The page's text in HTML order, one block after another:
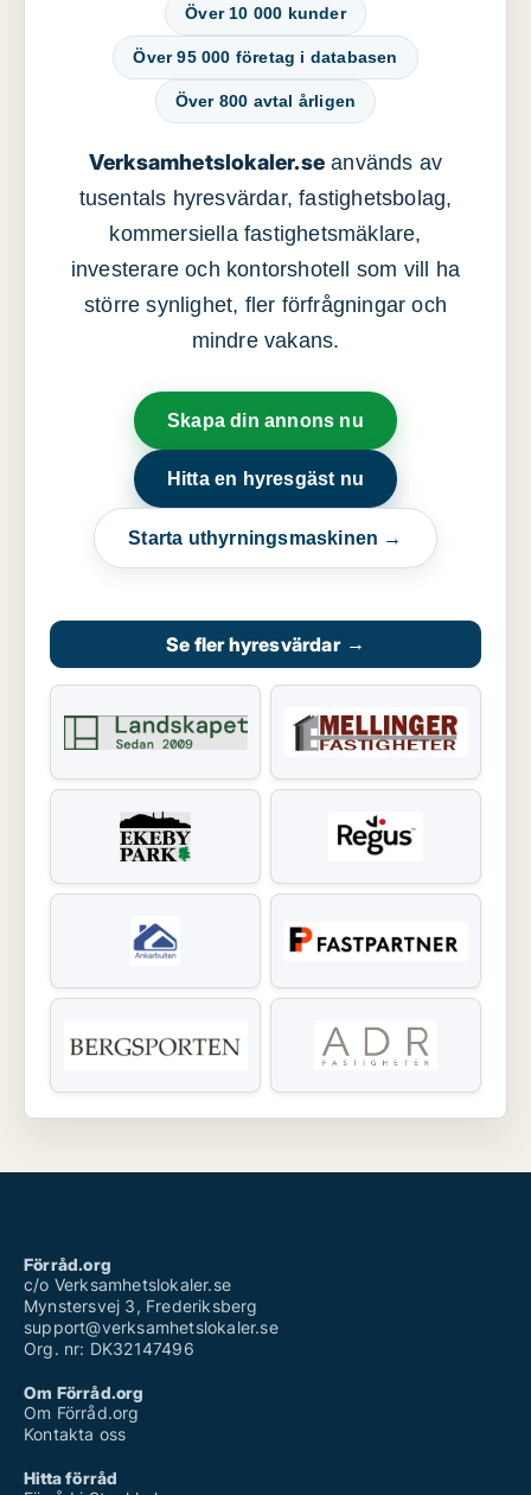
Över 10 000 kunder
Över 95 000 företag i databasen
Över 800 avtal årligen
Verksamhetslokaler.se används av
tusentals hyresvärdar, fastighetsbolag,
kommersiella fastighetsmäklare,
investerare och kontorshotell som vill ha
större synlighet, fler förfrågningar och
mindre vakans.
Skapa din annons nu
Hitta en hyresgäst nu
Starta uthyrningsmaskinen →
Se fler hyresvärdar →
Förråd.org
c/o Verksamhetslokaler.se
Mynstersvej 3, Frederiksberg
support@verksamhetslokaler.se
Org. nr: DK32147496
Om Förråd.org
Om Förråd.org
Kontakta oss
Hitta förråd